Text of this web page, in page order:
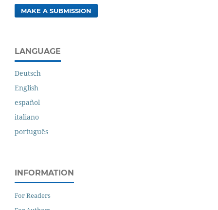
MAKE A SUBMISSION
LANGUAGE
Deutsch
English
español
italiano
português
INFORMATION
For Readers